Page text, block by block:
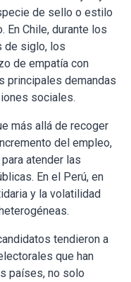
de sello o estilo
En Chile, durante los
de siglo, los
de empatía con
principales demandas
sociales.
más allá de recoger
del empleo,
atender las
En el Perú, en
y la volatilidad
tendieron a
que han
países, no solo